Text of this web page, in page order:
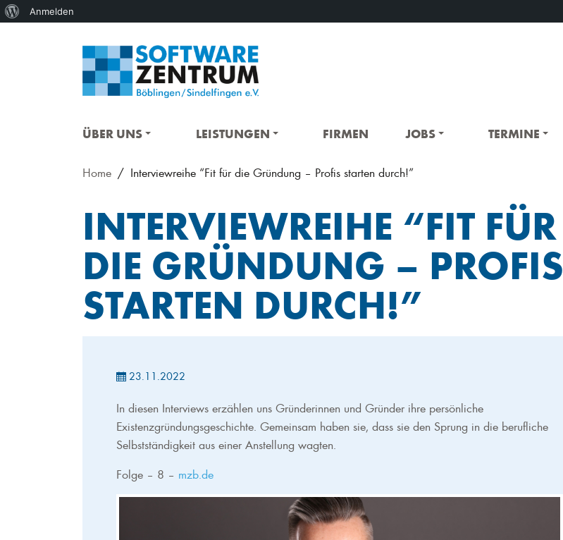
ÜBER UNS LEISTUNGEN FIRMEN JOBS TERMINE
Home Interviewreihe “Fit für die Gründung – Profis starten durch!”
INTERVIEWREIHE “FIT FÜR
DIE GRÜNDUNG – PROFIS
STARTEN DURCH!”
23.11.2022
In diesen Interviews erzählen uns Gründerinnen und Gründer ihre persönliche
Existenzgründungsgeschichte. Gemeinsam haben sie, dass sie den Sprung in die berufliche
Selbstständigkeit aus einer Anstellung wagten.
Folge – 8 – mzb.de
Über
Anmelden